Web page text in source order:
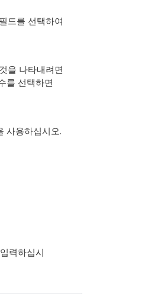
드를 선택하여
을 나타내려면
를 선택하면
사용하십시오.
력하십시